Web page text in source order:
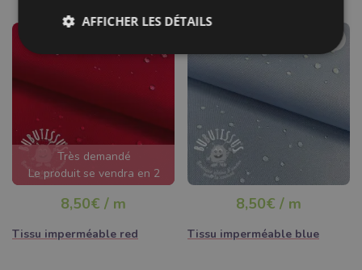
Très demandé
Le produit se vendra en 2
jours
8,50€ / m
Tissu imperméable red
8,50€ / m
Tissu imperméable blue
AFFICHER LES DÉTAILS